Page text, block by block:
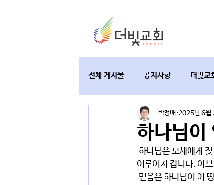
전체 게시물 공지사항 더빛교
교육과 테필린 토요가정예배
하나님이
박정배 2025년 6월
이루어져 갑니다. 아